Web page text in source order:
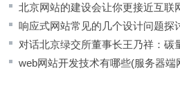
北京网站的建设会让你更接近互联
响应式网站常见的几个设计问题探
对话北京绿交所董事长王乃祥：碳
web网站开发技术有哪些(服务器端